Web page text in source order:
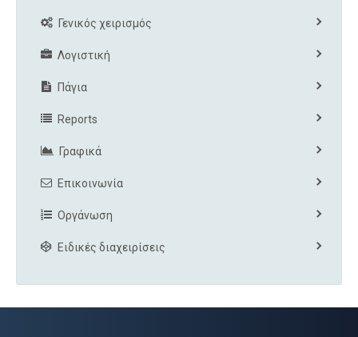
Γενικός χειρισμός
Λογιστική
Πάγια
Reports
Γραφικά
Επικοινωνία
Οργάνωση
Ειδικές διαχειρίσεις